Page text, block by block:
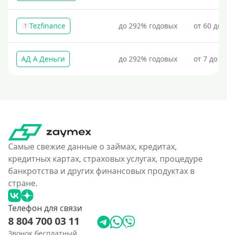
Наличными
По телефону
Через госуслуги
Без карты
На кредитную карту
На виртуальную карту
На неименную карту
На именную карту
На зарплатную карту
Перевод средств на чужую карту без согласия
Похожие МФО
T Tezfinance до 292% годовых от 60 до
АД А Деньги до 292% годовых от 7 до
Самые свежие данные о займах, кредитах,
кредитных картах, страховых услугах, процедуре
банкротства и других финансовых продуктах в
стране.
Телефон для связи
8 804 700 03 11